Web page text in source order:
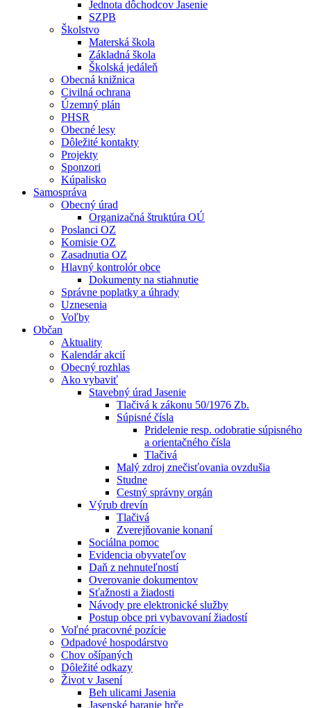
Jednota dôchodcov Jasenie
SZPB
Školstvo
Materská škola
Základná škola
Školská jedáleň
Obecná knižnica
Civilná ochrana
Územný plán
PHSR
Obecné lesy
Dôležité kontakty
Projekty
Sponzori
Kúpalisko
Samospráva
Obecný úrad
Organizačná štruktúra OÚ
Poslanci OZ
Komisie OZ
Zasadnutia OZ
Hlavný kontrolór obce
Dokumenty na stiahnutie
Správne poplatky a úhrady
Uznesenia
Voľby
Občan
Aktuality
Kalendár akcií
Obecný rozhlas
Ako vybaviť
Stavebný úrad Jasenie
Tlačivá k zákonu 50/1976 Zb.
Súpisné čísla
Pridelenie resp. odobratie súpisného
a orientačného čísla
Tlačivá
Malý zdroj znečisťovania ovzdušia
Studne
Cestný správny orgán
Výrub drevín
Tlačivá
Zverejňovanie konaní
Sociálna pomoc
Evidencia obyvateľov
Daň z nehnuteľností
Overovanie dokumentov
Sťažnosti a žiadosti
Návody pre elektronické služby
Postup obce pri vybavovaní žiadostí
Voľné pracovné pozície
Odpadové hospodárstvo
Chov ošípaných
Dôležité odkazy
Život v Jasení
Beh ulicami Jasenia
Jasenské baranie hrče